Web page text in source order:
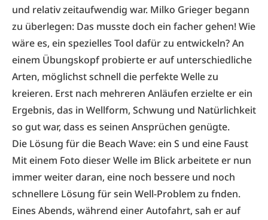
und relativ zeitaufwendig war. Milko Grieger begann
zu überlegen: Das musste doch ein facher gehen! Wie
wäre es, ein spezielles Tool dafür zu entwickeln? An
einem Übungskopf probierte er auf unterschiedliche
Arten, möglichst schnell die perfekte Welle zu
kreieren. Erst nach mehreren Anläufen erzielte er ein
Ergebnis, das in Wellform, Schwung und Natürlichkeit
so gut war, dass es seinen Ansprüchen genügte.
Die Lösung für die Beach Wave: ein S und eine Faust
Mit einem Foto dieser Welle im Blick arbeitete er nun
immer weiter daran, eine noch bessere und noch
schnellere Lösung für sein Well-Problem zu fnden.
Eines Abends, während einer Autofahrt, sah er auf